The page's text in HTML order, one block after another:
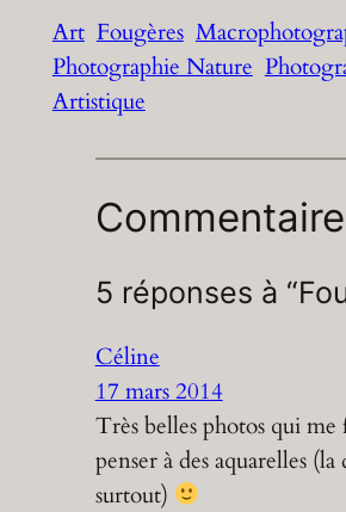
Art Fougères
Photographie Nature
Artistique
5 réponses à
Céline
17 mars 2014
Très belles photos qui me
penser à des aquarelles
surtout)